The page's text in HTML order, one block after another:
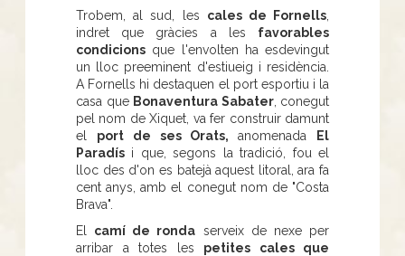
Trobem, al sud, les cales de Fornells
indret que gràcies a les favorables
condicions que l'envolten ha esdevingut
un lloc preeminent d'estiueig i residència.
A Fornells hi destaquen el port esportiu i la
casa que Bonaventura Sabater, conegut
pel nom de Xiquet, va fer construir damunt
el port de ses Orats,anomenada
El
Paradís i que, segons la tradició, fou el
lloc des d'on es batejà aquest litoral, ara fa
cent anys, amb el conegut nom de "Costa
Brava".
El camí de ronda serveix de nexe per
arribar a totes les petites cales que